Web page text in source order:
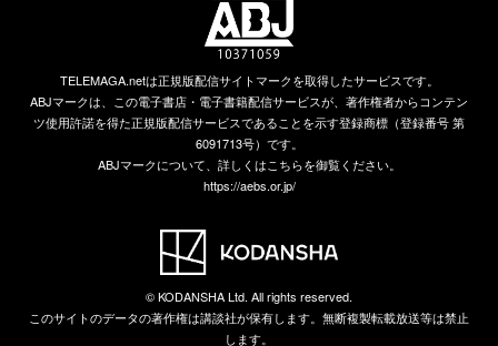
TELEMAGA.netは正規版配信サイトマークを取得したサービスです。
ABJマークは、この電子書店・電子書籍配信サービスが、著作権者からコンテン
ツ使用許諾を得た正規版配信サービスであることを示す登録商標（登録番号 第
6091713号）です。
ABJマークについて、詳しくはこちらを御覧ください。
https://aebs.or.jp/
© KODANSHA Ltd. All rights reserved.
このサイトのデータの著作権は講談社が保有します。無断複製転載放送等は禁止
します。